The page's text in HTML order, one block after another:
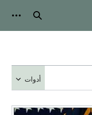
بحث
أدوات